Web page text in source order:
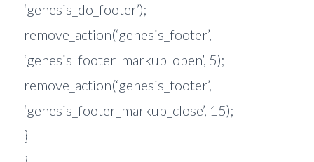
‘genesis_do_footer’);
remove_action(‘genesis_footer’,
‘genesis_footer_markup_open’, 5);
remove_action(‘genesis_footer’,
‘genesis_footer_markup_close’, 15);
}